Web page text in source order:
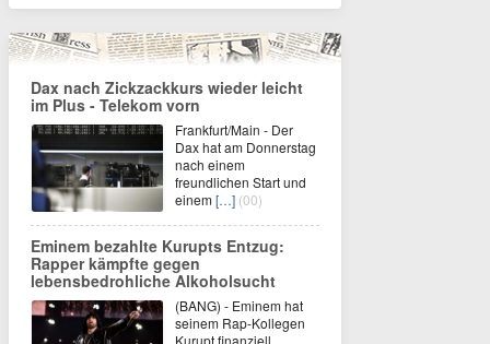
Dax nach Zickzackkurs wieder leicht
im Plus - Telekom vorn
Frankfurt/Main - Der
Dax hat am Donnerstag
nach einem
freundlichen Start und
einem[…] (00)
Eminem bezahlte Kurupts Entzug:
Rapper kämpfte gegen
lebensbedrohliche Alkoholsucht
(BANG) - Eminem hat
seinem Rap-Kollegen
Kurupt finanziell